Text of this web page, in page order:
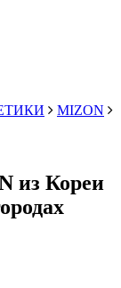
MIZON
из Кореи